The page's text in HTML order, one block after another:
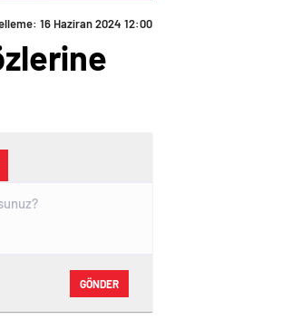
16 Haziran 2024 12:00
GÖNDER